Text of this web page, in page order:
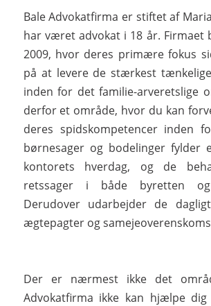
Bale Advokatfirma er stiftet af
har været advokat i 18 år. Firmaet
2009, hvor deres primære fokus
på at levere de stærkest
inden for det familie-arveretslige
derfor et område, hvor du kan
deres spidskompetencer inden
børnesager og bodelinger fylder
kontorets hverdag, og de
retssager i både byretten og
Derudover udarbejder de
ægtepagter og
Der er nærmest ikke det
Advokatfirma ikke kan hjælpe